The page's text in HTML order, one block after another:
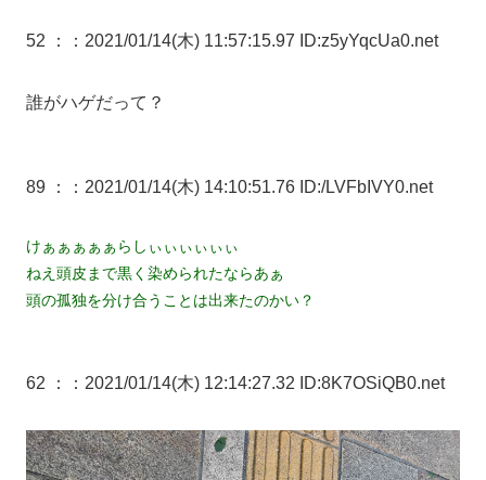
52 ： ：2021/01/14(木) 11:57:15.97 ID:z5yYqcUa0.net
誰がハゲだって？
89 ： ：2021/01/14(木) 14:10:51.76 ID:/LVFbIVY0.net
けぁぁぁぁぁらしぃぃぃぃぃぃ
ねえ頭皮まで黒く染められたならあぁ
頭の孤独を分け合うことは出来たのかい？
62 ： ：2021/01/14(木) 12:14:27.32 ID:8K7OSiQB0.net